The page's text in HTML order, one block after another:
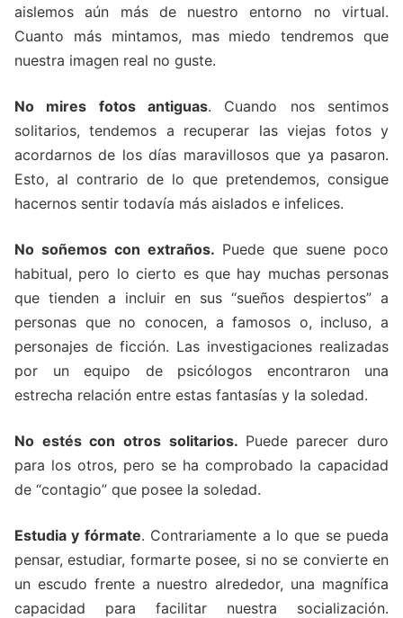
aislemos aún más de nuestro entorno no virtual.
Cuanto más mintamos, mas miedo tendremos que
nuestra imagen real no guste.
No mires fotos antiguas. Cuando nos sentimos
solitarios, tendemos a recuperar las viejas fotos y
acordarnos de los días maravillosos que ya pasaron.
Esto, al contrario de lo que pretendemos, consigue
hacernos sentir todavía más aislados e infelices.
No soñemos con extraños. Puede que suene poco
habitual, pero lo cierto es que hay muchas personas
que tienden a incluir en sus “sueños despiertos” a
personas que no conocen, a famosos o, incluso, a
personajes de ficción. Las investigaciones realizadas
por un equipo de psicólogos encontraron una
estrecha relación entre estas fantasías y la soledad.
No estés con otros solitarios. Puede parecer duro
para los otros, pero se ha comprobado la capacidad
de “contagio” que posee la soledad.
Estudia y fórmate. Contrariamente a lo que se pueda
pensar, estudiar, formarte posee, si no se convierte en
un escudo frente a nuestro alrededor, una magnífica
capacidad para facilitar nuestra socialización.